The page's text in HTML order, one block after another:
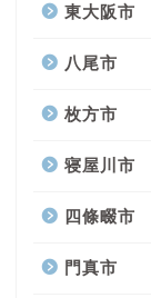
東大阪市
八尾市
枚方市
寝屋川市
四條畷市
門真市